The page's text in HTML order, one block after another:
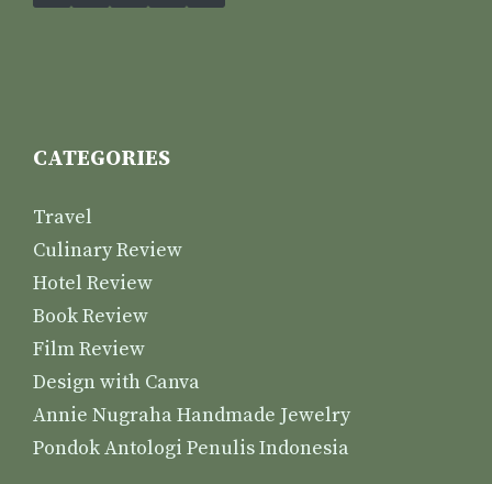
CATEGORIES
Travel
Culinary Review
Hotel Review
Book Review
Film Review
Design with Canva
Annie Nugraha Handmade Jewelry
Pondok Antologi Penulis Indonesia